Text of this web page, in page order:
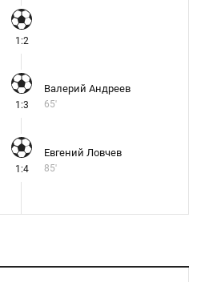
1:2
1:3
Валерий Андреев
65'
1:4
Евгений Ловчев
85'